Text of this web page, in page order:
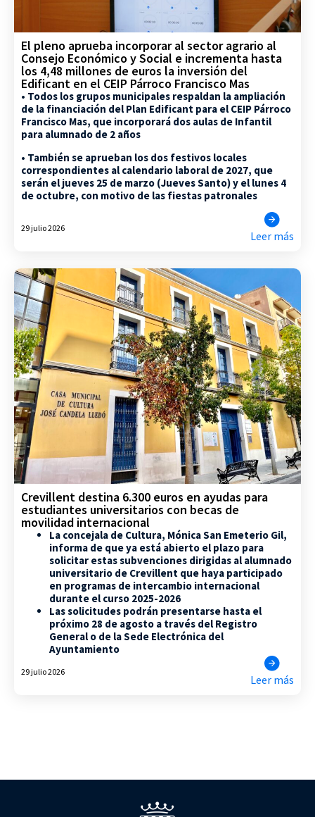
El pleno aprueba incorporar al sector agrario al
Consejo Económico y Social e incrementa hasta
los 4,48 millones de euros la inversión del
Edificant en el CEIP Párroco Francisco Mas
• Todos los grupos municipales respaldan la ampliación
de la financiación del Plan Edificant para el CEIP Párroco
Francisco Mas, que incorporará dos aulas de Infantil
para alumnado de 2 años
• También se aprueban los dos festivos locales
correspondientes al calendario laboral de 2027, que
serán el jueves 25 de marzo (Jueves Santo) y el lunes 4
de octubre, con motivo de las fiestas patronales
29 julio 2026
Leer más
Crevillent destina 6.300 euros en ayudas para
estudiantes universitarios con becas de
movilidad internacional
La concejala de Cultura, Mónica San Emeterio Gil,
informa de que ya está abierto el plazo para
solicitar estas subvenciones dirigidas al alumnado
universitario de Crevillent que haya participado
en programas de intercambio internacional
durante el curso 2025-2026
Las solicitudes podrán presentarse hasta el
próximo 28 de agosto a través del Registro
General o de la Sede Electrónica del
Ayuntamiento
29 julio 2026
Leer más